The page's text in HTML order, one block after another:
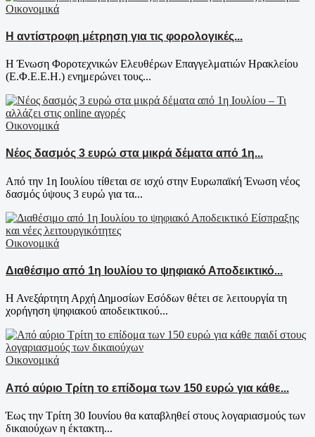
Οικονομικά
Η αντίστροφη μέτρηση για τις φορολογικές...
Η Ένωση Φοροτεχνικών Ελευθέρων Επαγγελματιών Ηρακλείου
(Ε.Φ.Ε.Ε.Η.) ενημερώνει τους...
Οικονομικά
Νέος δασμός 3 ευρώ στα μικρά δέματα από 1η...
Από την 1η Ιουλίου τίθεται σε ισχύ στην Ευρωπαϊκή Ένωση νέος
δασμός ύψους 3 ευρώ για τα...
Οικονομικά
Διαθέσιμο από 1η Ιουλίου το ψηφιακό Αποδεικτικό...
Η Ανεξάρτητη Αρχή Δημοσίων Εσόδων θέτει σε λειτουργία τη
χορήγηση ψηφιακού αποδεικτικού...
Οικονομικά
Από αύριο Τρίτη το επίδομα των 150 ευρώ για κάθε...
Έως την Τρίτη 30 Ιουνίου θα καταβληθεί στους λογαριασμούς των
δικαιούχων η έκτακτη...